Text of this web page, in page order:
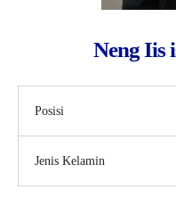
Neng Iis
Posisi
Jenis Kelamin